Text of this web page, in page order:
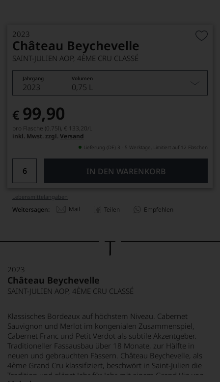
2023
Château Beychevelle
SAINT-JULIEN AOP, 4ÈME CRU CLASSÉ
Jahrgang Volumen
2023 0,75 L
€ 99,90
pro Flasche (0.75l), € 133,20/L
inkl. Mwst. zzgl. Versand
Lieferung (DE) 3 - 5 Werktage, Limitiert auf 12 Flaschen
IN DEN WARENKORB
Lebensmittel­angaben
Weitersagen: Mail Teilen Empfehlen
2023
Château Beychevelle
SAINT-JULIEN AOP, 4ÈME CRU CLASSÉ
Klassisches Bordeaux auf höchstem Niveau. Cabernet
Sauvignon und Merlot im kongenialen Zusammenspiel,
Cabernet Franc und Petit Verdot als subtile Akzentgeber.
Traditioneller Fassausbau über 18 Monate, zur Hälfte in
neuen und gebrauchten Fässern. Château Beychevelle, als
4ème Grand Cru klassifiziert, beschwört in Saint-Julien die
Tradition und glänzt Jahr für Jahr mit einem Grand Vin von